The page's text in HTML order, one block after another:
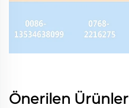
Önerilen Ürünler